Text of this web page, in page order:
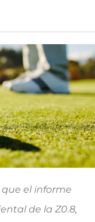
que el informe
de la Z0.8,